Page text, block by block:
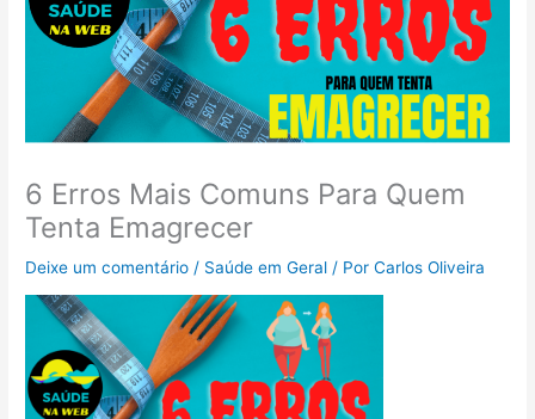
6 Erros Mais Comuns Para Quem
Tenta Emagrecer
Deixe um comentário / Saúde em Geral / PorCarlos Oliveira